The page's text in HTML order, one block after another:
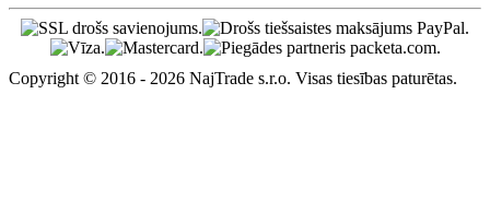
Copyright © 2016 - 2026 NajTrade s.r.o. Visas tiesības paturētas.